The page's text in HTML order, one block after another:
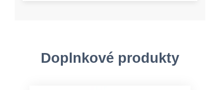
Doplnkové produkty